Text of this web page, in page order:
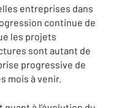
entreprises dans
continue de
les projets
sont autant de
progressive de
mois à venir.